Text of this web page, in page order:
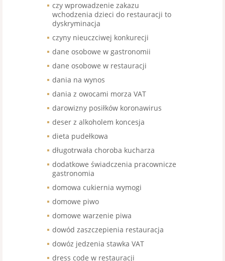
czy wprowadzenie zakazu
wchodzenia dzieci do restauracji to
dyskryminacja
czyny nieuczciwej konkurecji
dane osobowe w gastronomii
dane osobowe w restauracji
dania na wynos
dania z owocami morza VAT
darowizny posiłków koronawirus
deser z alkoholem koncesja
dieta pudełkowa
długotrwała choroba kucharza
dodatkowe świadczenia pracownicze
gastronomia
domowa cukiernia wymogi
domowe piwo
domowe warzenie piwa
dowód zaszczepienia restauracja
dowóz jedzenia stawka VAT
dress code w restauracji